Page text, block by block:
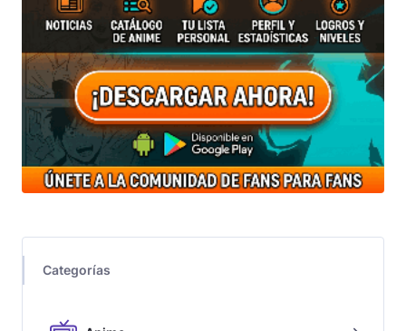
Categorías